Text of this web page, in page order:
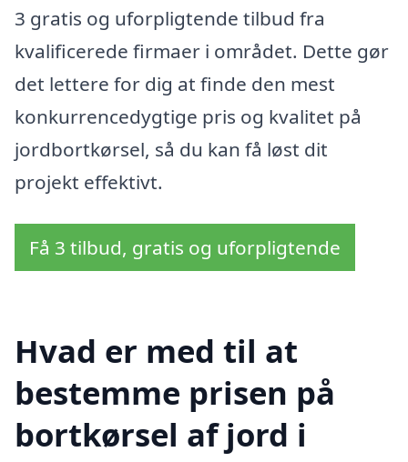
3 gratis og uforpligtende tilbud fra
kvalificerede firmaer i området. Dette gør
det lettere for dig at finde den mest
konkurrencedygtige pris og kvalitet på
jordbortkørsel, så du kan få løst dit
projekt effektivt.
Få 3 tilbud, gratis og uforpligtende
Hvad er med til at
bestemme prisen på
bortkørsel af jord i